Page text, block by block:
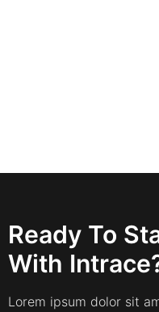
Ready To
With
Lorem ipsum dolor sit